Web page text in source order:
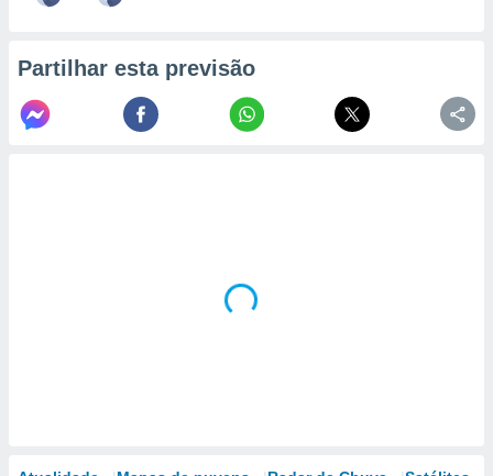
Partilhar esta previsão